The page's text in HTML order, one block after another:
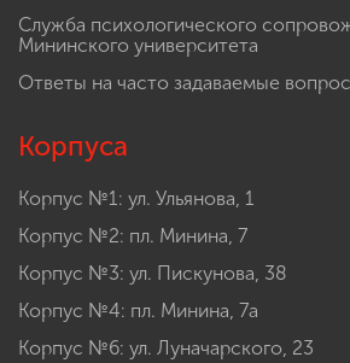
Служба психологического
Мининского университета
Ответы на часто задаваемые
Корпуса
Корпус №1: ул. Ульянова, 1
Корпус №2: пл. Минина, 7
Корпус №3: ул. Пискунова, 38
Корпус №4: пл. Минина, 7а
Корпус №6: ул. Луначарского, 23